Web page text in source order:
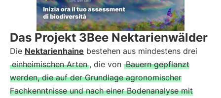
Das Projekt 3Bee Nektarienwälder
Die Nektarienhaine bestehen aus mindestens drei
einheimischen Arten , die von Bauern gepflanzt
werden, die auf der Grundlage agronomischer
Fachkenntnisse und nach einer Bodenanalyse mit